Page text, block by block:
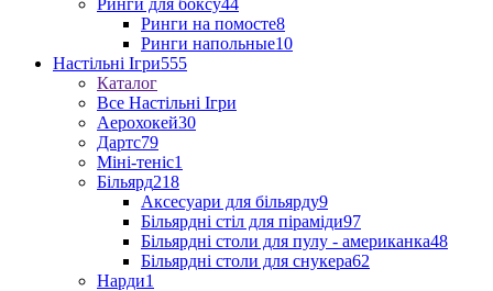
Ринги для боксу44
Ринги на помосте8
Ринги напольные10
Настільні Ігри555
Каталог
Все Настільні Ігри
Аерохокей30
Дартс79
Міні-теніс1
Більярд218
Аксесуари для більярду9
Більярдні стіл для піраміди97
Більярдні столи для пулу - американка48
Більярдні столи для снукера62
Нарди1